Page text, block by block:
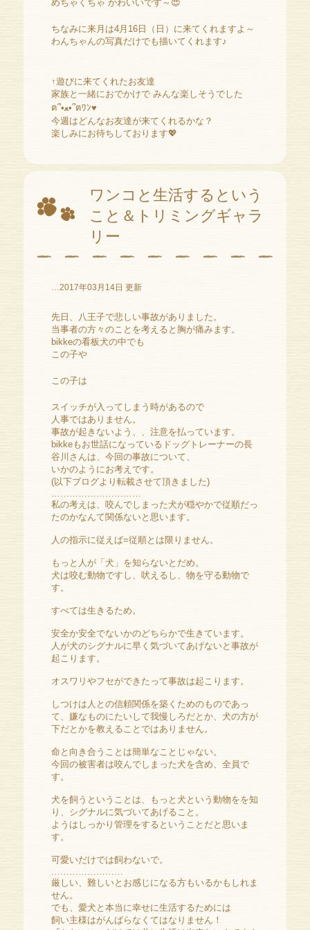
めちゃくちゃ かわいいです～😍
ちなみに来月は4月16日（日）に来てくれますよ～
わんちゃんの写真だけでも描いてくれます♪
↑遊びに来てくれたお友達
家族と一緒におでかけで みんな楽しそうでした
ฅ՞•ﻌ•՞ฅﾜﾝ♥
今週はどんなお友達が来てくれるかな？
楽しみにお待ちしております💖
ワンコと生活するという
こと＆トリミングギャラ
リー
…2017年03月14日 更新
先日、八王子で悲しい事故がありました。
当事者の方々のことを考えると胸が痛みます。
bikkeの看板犬の中でも
この子や
この子は
スイッチが入ってしまう時があるので
人事ではありません。
事故が起きないよう、、注意を払っています。
bikkeもお世話になっているドッグトレーナーの長
谷川さんは、今回の事故について、
いかのようにお考えです。
(以下ブログより転載させて頂きました)
…………………………
私の考えは、咬んでしまった犬が穏やかで従順だっ
たのかなんて関係ないと思います。
人の指示に従えば=従順とは限りません。
もっと人が「犬」を知らないとだめ。
犬は咬む動物ですし、吠えるし、物を守る動物で
す。
すべては生きるため。
安全か安全でないかのどちらかで生きています。
人が犬のシグナルに早く気づいてあげないと事故が
起こります。
オスワリやフセができたって事故は起こります。
しつけは人との信頼関係を築くためのものであっ
て、嫌なものにたいして我慢しろだとか、犬の方が
下だとかを教えることではありません。
命と向き合うことは簡単なことじゃない。
今回の被害者は咬んでしまった犬を含め、全員で
す。
犬を飼うということは、もっと犬という動物をを知
り、シグナルに気づいてあげること。
ようはしっかり管理をするということだと思いま
す。
可愛いだけでは飼わないで。
……………………
厳しい、難しいとお感じになる方もいるかもしれま
せん。
でも、愛犬と本当に幸せに生活するためには
飼い主様はがんばらなくてはなりません！